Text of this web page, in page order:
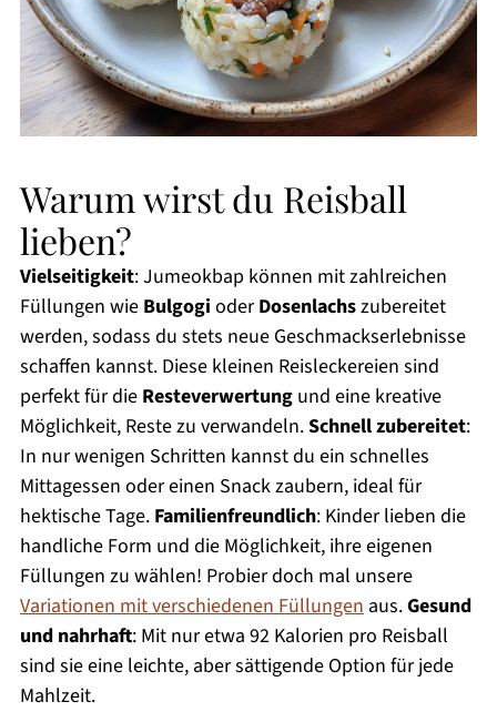
Warum wirst du Reisball
lieben?
Vielseitigkeit: Jumeokbap können mit zahlreichen
Füllungen wie Bulgogi oderDosenlachszubereitet
werden, sodass du stets neue Geschmackserlebnisse
schaffen kannst. Diese kleinen Reisleckereien sind
perfekt für die Resteverwertungund eine kreative
Möglichkeit, Reste zu verwandeln.Schnell zubereitet:
In nur wenigen Schritten kannst du ein schnelles
Mittagessen oder einen Snack zaubern, ideal für
hektische Tage. Familienfreundlich: Kinder lieben die
handliche Form und die Möglichkeit, ihre eigenen
Füllungen zu wählen! Probier doch mal unsere
Variationen mit verschiedenen Füllungenaus.Gesund
und nahrhaft: Mit nur etwa 92 Kalorien pro Reisball
sind sie eine leichte, aber sättigende Option für jede
Mahlzeit.